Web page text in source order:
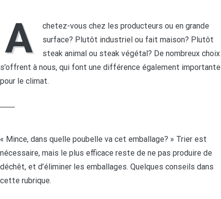
A
chetez-vous chez les producteurs ou en grande
surface? Plutôt industriel ou fait maison? Plutôt
steak animal ou steak végétal? De nombreux choix
s’offrent à nous, qui font une différence également importante
pour le climat.
« Mince, dans quelle poubelle va cet emballage? » Trier est
nécessaire, mais le plus efficace reste de ne pas produire de
déchêt, et d’éliminer les emballages. Quelques conseils dans
cette rubrique.